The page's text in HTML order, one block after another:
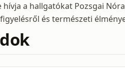
hívja a hallgatókat Pozsgai
és természeti